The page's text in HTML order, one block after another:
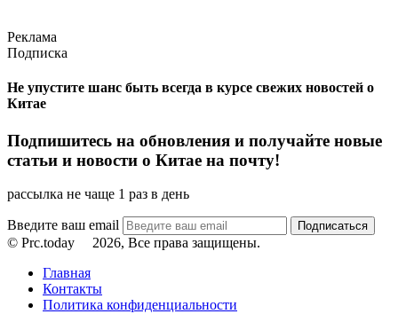
Реклама
Подписка
Не упустите шанс быть всегда в курсе свежих новостей о
Китае
Подпишитесь на обновления и получайте новые
статьи и новости о Китае на почту!
рассылка не чаще 1 раз в день
Введите ваш email
© Prc.today
2026, Все права защищены.
Главная
Контакты
Политика конфиденциальности